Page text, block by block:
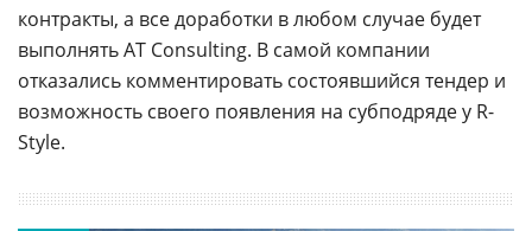
контракты, а все доработки в любом случае будет
выполнять AT Consulting. В самой компании
отказались комментировать состоявшийся тендер и
возможность своего появления на субподряде у R-
Style.